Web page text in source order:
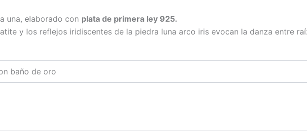
una, elaborado con plata de primera ley 925.
y los reflejos iridiscentes de la piedra luna arco iris evocan la danza entre
baño de oro